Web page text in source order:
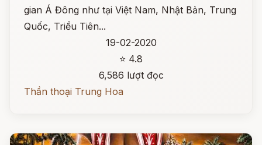
gian Á Đông như tại Việt Nam, Nhật Bản, Trung
Quốc, Triều Tiên...
19-02-2020
⭐ 4.8
6,586 lượt đọc
Thần thoại Trung Hoa